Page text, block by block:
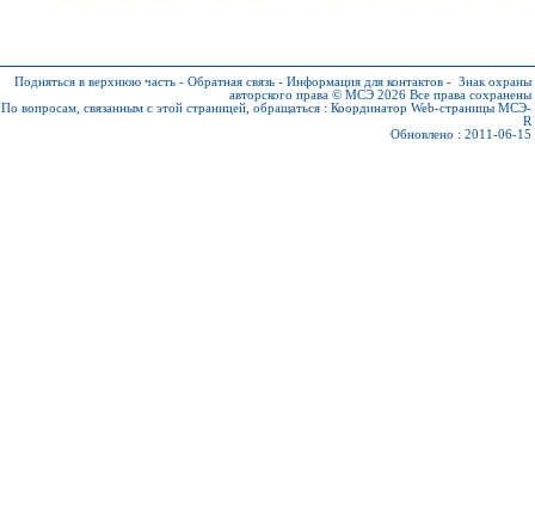
Подняться в верхнюю часть - Обратная связь - Информация для контактов - Знак охраны
авторского права © МСЭ 2026 Все права сохранены
По вопросам, связанным с этой страницей, обращаться : Координатор Web-страницы МСЭ-
R
Обновлено : 2011-06-15